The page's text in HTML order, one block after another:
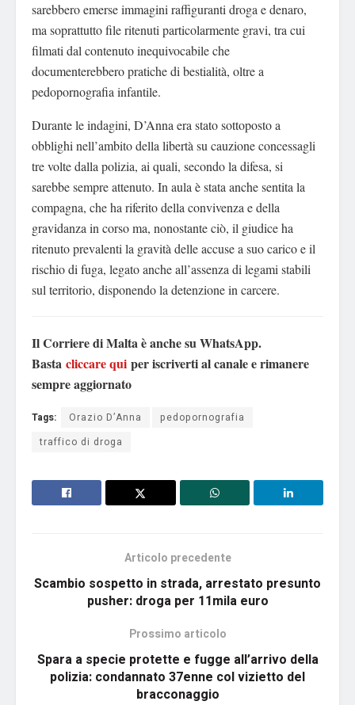
sarebbero emerse immagini raffiguranti droga e denaro,
ma soprattutto file ritenuti particolarmente gravi, tra cui
filmati dal contenuto inequivocabile che
documenterebbero pratiche di bestialità, oltre a
pedopornografia infantile.
Durante le indagini, D’Anna era stato sottoposto a
obblighi nell’ambito della libertà su cauzione concessagli
tre volte dalla polizia, ai quali, secondo la difesa, si
sarebbe sempre attenuto. In aula è stata anche sentita la
compagna, che ha riferito della convivenza e della
gravidanza in corso ma, nonostante ciò, il giudice ha
ritenuto prevalenti la gravità delle accuse a suo carico e il
rischio di fuga, legato anche all’assenza di legami stabili
sul territorio, disponendo la detenzione in carcere.
Il Corriere di Malta è anche su WhatsApp.
Basta cliccare qui per iscriverti al canale e rimanere
sempre aggiornato
Tags: Orazio D’Anna
pedopornografia
traffico di droga
Articolo precedente
Scambio sospetto in strada, arrestato presunto
pusher: droga per 11mila euro
Prossimo articolo
Spara a specie protette e fugge all’arrivo della
polizia: condannato 37enne col vizietto del
bracconaggio